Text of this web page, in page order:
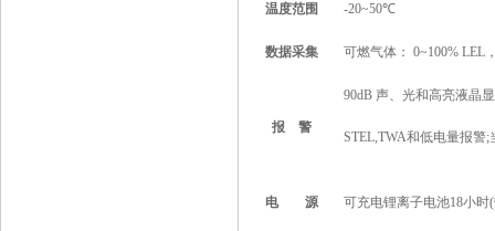
温度范围 -20~50℃
数据采集 可燃气体： 0~100% LEL
报 警
90dB 声、光和高亮液晶
STEL,TWA和低电量报警
电 源 可充电锂离子电池18小时